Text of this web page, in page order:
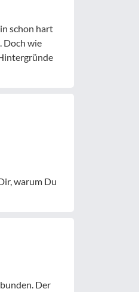
schon hart
Doch wie
warum Du
Der